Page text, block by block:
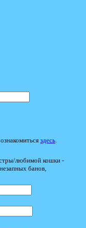
здесь
любимой кошки -
банов,